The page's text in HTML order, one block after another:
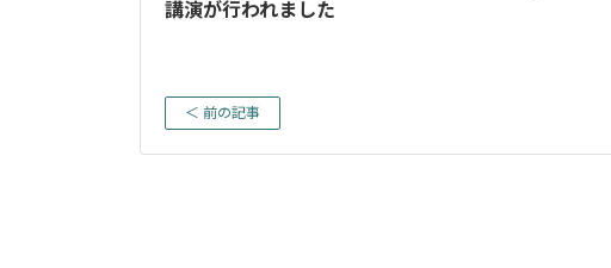
講演が行われました
＜ 前の記事